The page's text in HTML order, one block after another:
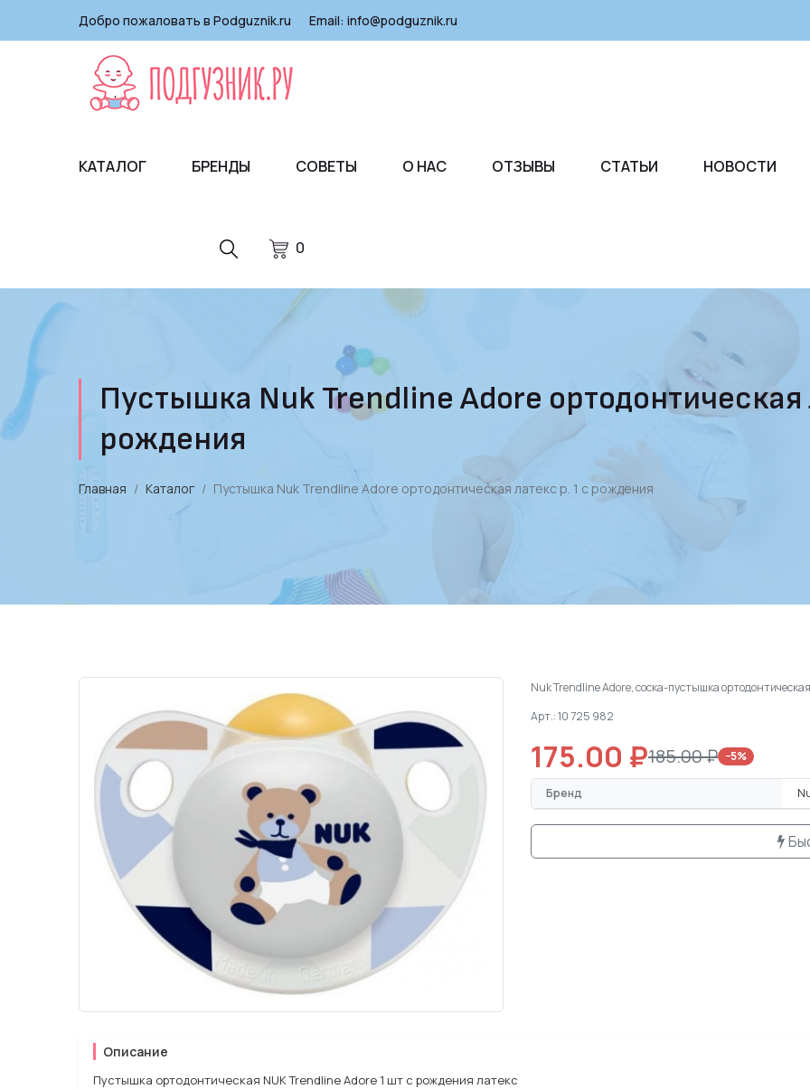
Добро пожаловать в Podguznik.ru Email: info@podguznik.ru
0
КАТАЛОГ БРЕНДЫ СОВЕТЫ О НАС ОТЗЫВЫ СТАТЬИ НОВОСТИ
Пустышка Nuk Trendline Adore ортодонтическая
рождения
Главная Каталог Пустышка Nuk Trendline Adore ортодонтическая латекс р. 1 с рождения
Nuk Trendline Adore, соска-пустышка
Арт.: 10 725 982
175.00 ₽185.00 ₽ −5%
Бренд
Описание
Пустышка ортодонтическая NUK Trendline Adore 1 шт с рождения латекс